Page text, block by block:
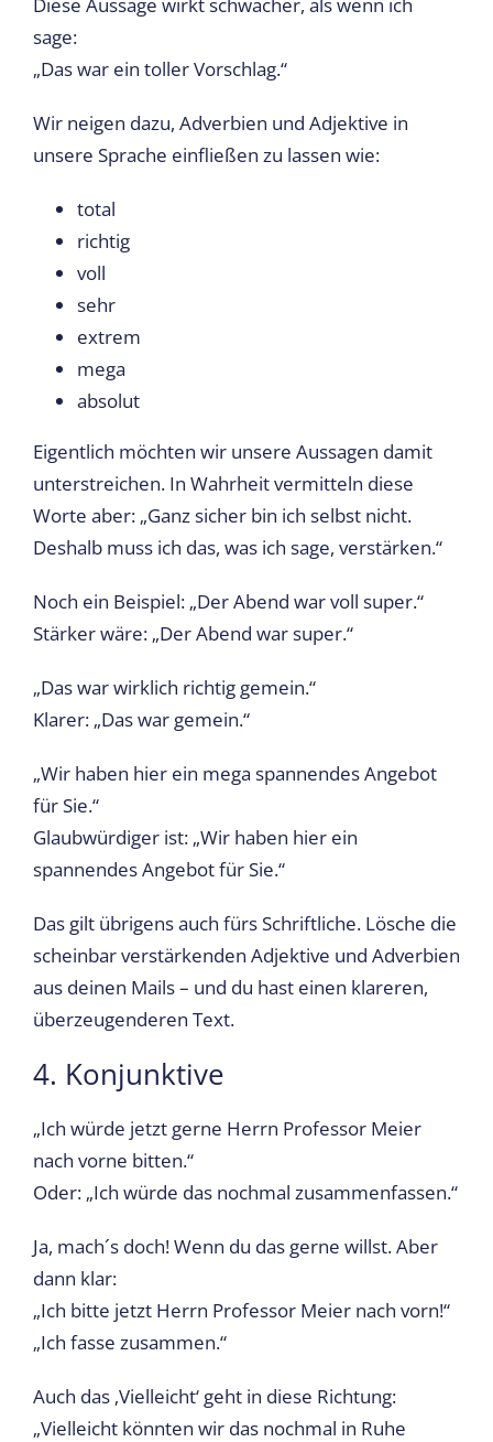
Diese Aussage wirkt schwächer, als wenn ich
sage:
„Das war ein toller Vorschlag.“
Wir neigen dazu, Adverbien und Adjektive in
unsere Sprache einfließen zu lassen wie:
total
richtig
voll
sehr
extrem
mega
absolut
Eigentlich möchten wir unsere Aussagen damit
unterstreichen. In Wahrheit vermitteln diese
Worte aber: „Ganz sicher bin ich selbst nicht.
Deshalb muss ich das, was ich sage, verstärken.“
Noch ein Beispiel: „Der Abend war voll super.“
Stärker wäre: „Der Abend war super.“
„Das war wirklich richtig gemein.“
Klarer: „Das war gemein.“
„Wir haben hier ein mega spannendes Angebot
für Sie.“
Glaubwürdiger ist: „Wir haben hier ein
spannendes Angebot für Sie.“
Das gilt übrigens auch fürs Schriftliche. Lösche die
scheinbar verstärkenden Adjektive und Adverbien
aus deinen Mails – und du hast einen klareren,
überzeugenderen Text.
4. Konjunktive
„Ich würde jetzt gerne Herrn Professor Meier
nach vorne bitten.“
Oder: „Ich würde das nochmal zusammenfassen.“
Ja, mach´s doch! Wenn du das gerne willst. Aber
dann klar:
„Ich bitte jetzt Herrn Professor Meier nach vorn!“
„Ich fasse zusammen.“
Auch das ‚Vielleicht‘ geht in diese Richtung:
„Vielleicht könnten wir das nochmal in Ruhe